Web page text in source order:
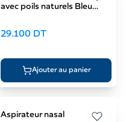
avec poils naturels Bleu
29.100 DT
Ajouter au panier
Aspirateur nasal